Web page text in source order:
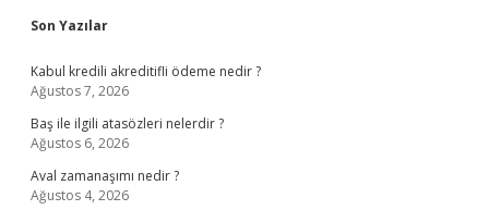
Sidebar
Son Yazılar
Kabul kredili akreditifli ödeme nedir ?
Ağustos 7, 2026
Baş ile ilgili atasözleri nelerdir ?
Ağustos 6, 2026
Aval zamanaşımı nedir ?
Ağustos 4, 2026